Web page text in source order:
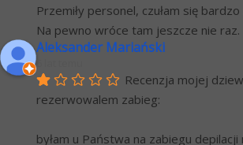
Przemiły personel, czułam się
Na pewno wróce tam jeszcze nie raz.
Aleksander Mariański
Recenzja mojej
rezerwowalem zabieg:
byłam u Państwa na zabiegu